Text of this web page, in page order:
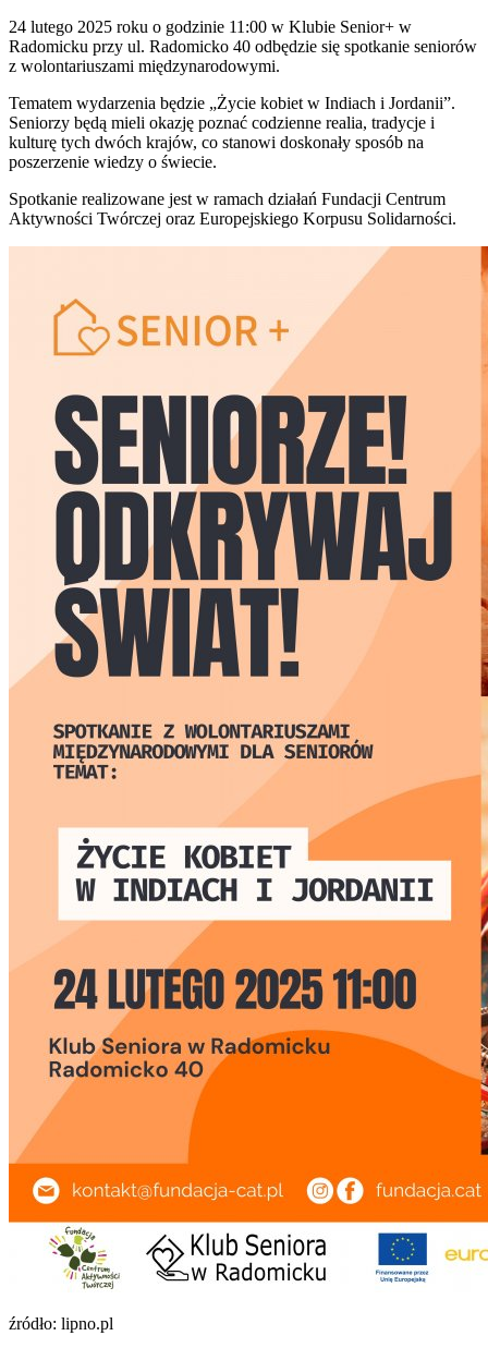
24 lutego 2025 roku o godzinie 11:00 w Klubie Senior+ w
Radomicku przy ul. Radomicko 40 odbędzie się spotkanie seniorów
z wolontariuszami międzynarodowymi.
Tematem wydarzenia będzie „Życie kobiet w Indiach i Jordanii”.
Seniorzy będą mieli okazję poznać codzienne realia, tradycje i
kulturę tych dwóch krajów, co stanowi doskonały sposób na
poszerzenie wiedzy o świecie.
Spotkanie realizowane jest w ramach działań Fundacji Centrum
Aktywności Twórczej oraz Europejskiego Korpusu Solidarności.
źródło: lipno.pl